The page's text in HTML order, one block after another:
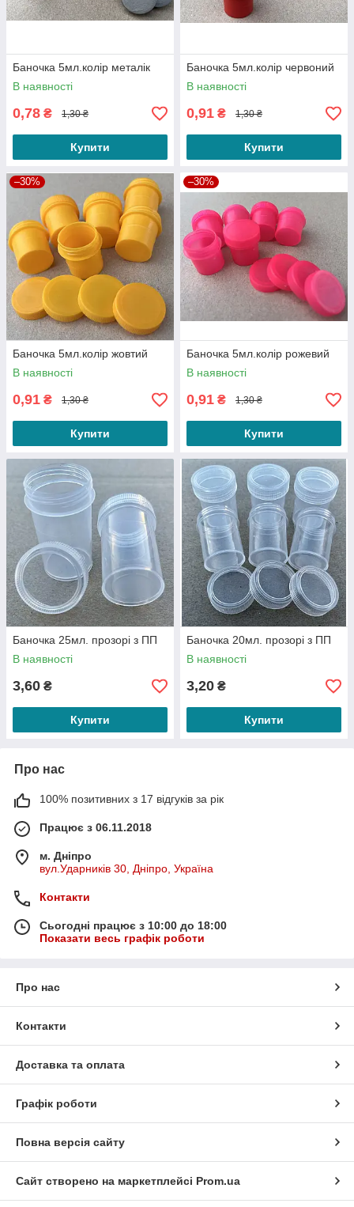
Баночка 5мл.колір металік
В наявності
0,78 ₴ 1,30 ₴
Купити
Баночка 5мл.колір червоний
В наявності
0,91 ₴ 1,30 ₴
Купити
–30%
Баночка 5мл.колір жовтий
В наявності
0,91 ₴ 1,30 ₴
Купити
–30%
Баночка 5мл.колір рожевий
В наявності
0,91 ₴ 1,30 ₴
Купити
Баночка 25мл. прозорі з ПП
В наявності
3,60 ₴
Купити
Баночка 20мл. прозорі з ПП
В наявності
3,20 ₴
Купити
Про нас
100% позитивних з 17 відгуків за рік
Працює з 06.11.2018
м. Дніпро
вул.Ударників 30, Дніпро, Україна
Контакти
Сьогодні працює з 10:00 до 18:00
Показати весь графік роботи
Про нас
Контакти
Доставка та оплата
Графік роботи
Повна версія сайту
Сайт створено на маркетплейсі Prom.ua